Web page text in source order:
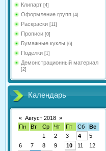
Клипарт [4]
Оформление групп [4]
Раскраски [11]
Прописи [0]
Бумажные куклы [6]
Поделки [1]
Демонстрационный материал
[2]
Календарь
« Август 2018 »
Пн
Вт Ср Чт Пт Сб
Вс
1
2 3 4
5
6
7 8 9 10 11
12